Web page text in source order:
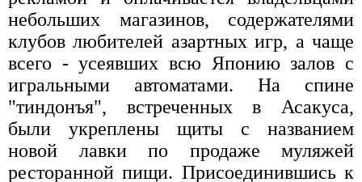
небольших магазинов, содержателями
клубов любителей азартных игр, а чаще
всего - усеявших всю Японию залов с
игральными автоматами. На спине
"тиндонъя", встреченных в Асакуса,
были укреплены щиты с названием
новой лавки по продаже муляжей
ресторанной пищи. Присоединившись к